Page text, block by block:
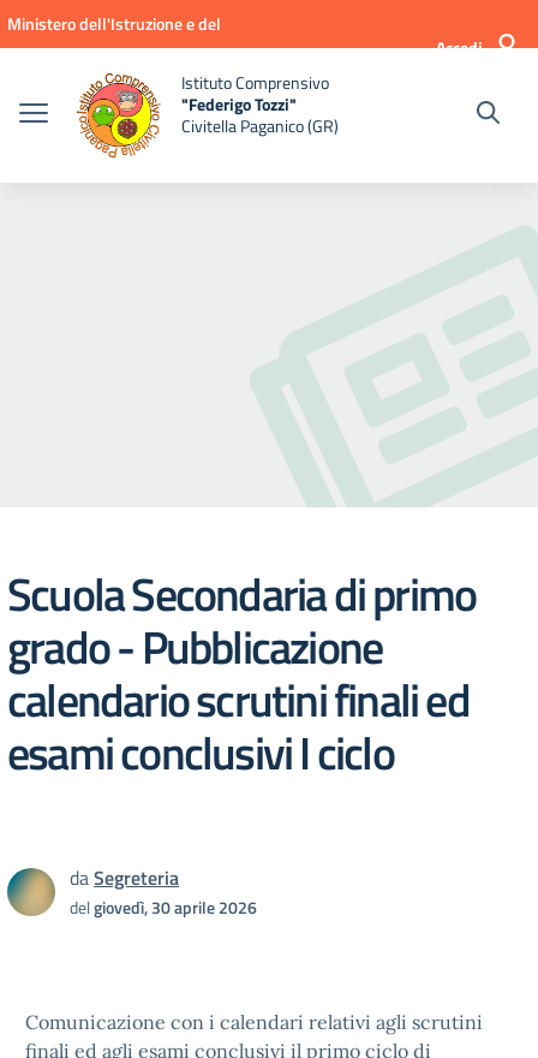
Vai ai contenuti
Vai al menu di navigazione
Vai al footer
Ministero dell'Istruzione e del
Accedi
Istituto Comprensivo
"Federigo Tozzi"
Civitella Paganico (GR)
Scuola Secondaria di primo
grado - Pubblicazione
calendario scrutini finali ed
esami conclusivi I ciclo
daSegreteria
delgiovedì, 30 aprile 2026
Comunicazione con i calendari relativi agli scrutini
finali ed agli esami conclusivi il primo ciclo di